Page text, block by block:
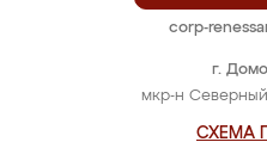
г.
мкр-н
СХЕМА
corp-